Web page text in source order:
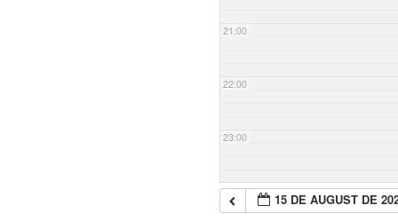
21:00
22:00
23:00
15 DE AUGUST DE